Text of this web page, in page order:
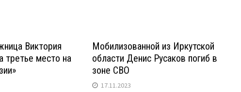
Виктория
третье место на
Мобилизованной из Иркутской
области Денис Русаков погиб в
зоне СВО
17.11.2023